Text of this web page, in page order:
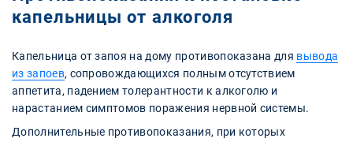
капельницы от алкоголя
Капельница от запоя на дому противопоказана для вывода
из запоев, сопровождающихся полным отсутствием
аппетита, падением толерантности к алкоголю и
нарастанием симптомов поражения нервной системы.
Дополнительные противопоказания, при которых